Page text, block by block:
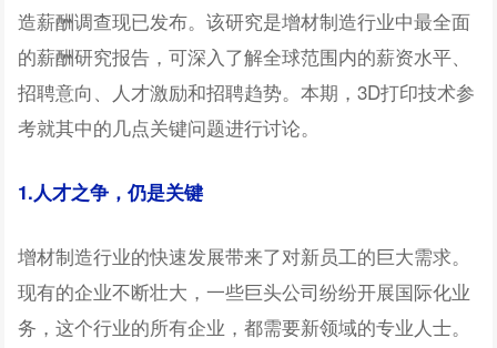
造薪酬调查现已发布。该研究是增材制造行业中最全面
的薪酬研究报告，可深入了解全球范围内的薪资水平、
招聘意向、人才激励和招聘趋势。本期，3D打印技术参
考就其中的几点关键问题进行讨论。
1.人才之争，仍是关键
增材制造行业的快速发展带来了对新员工的巨大需求。
现有的企业不断壮大，一些巨头公司纷纷开展国际化业
务，这个行业的所有企业，都需要新领域的专业人士。